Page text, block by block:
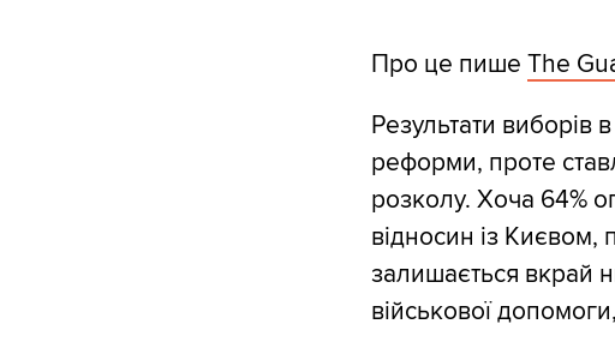
Про це пише The
Результати виборів
реформи, проте
розколу. Хоча 64%
відносин із Києвом,
залишається вкрай
військової